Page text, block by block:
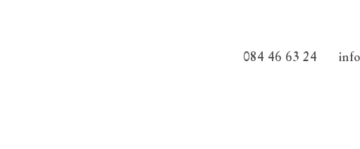
084 46 63 24